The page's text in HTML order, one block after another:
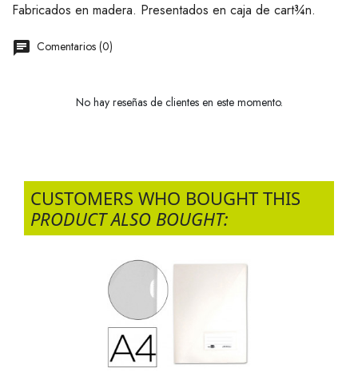
Fabricados en madera. Presentados en caja de cart¾n.
Comentarios (0)
No hay reseñas de clientes en este momento.
CUSTOMERS WHO BOUGHT THIS
PRODUCT ALSO BOUGHT: